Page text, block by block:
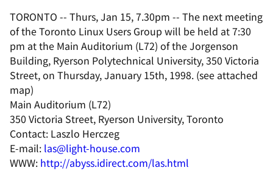
TORONTO -- Thurs, Jan 15, 7.30pm -- The next meeting
of the Toronto Linux Users Group will be held at 7:30
pm at the Main Auditorium (L72) of the Jorgenson
Building, Ryerson Polytechnical University, 350 Victoria
Street, on Thursday, January 15th, 1998. (see attached
map)
Main Auditorium (L72)
350 Victoria Street, Ryerson University, Toronto
Contact: Laszlo Herczeg
E-mail: las@light-house.com
WWW: http://abyss.idirect.com/las.html